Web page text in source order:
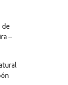
de
–